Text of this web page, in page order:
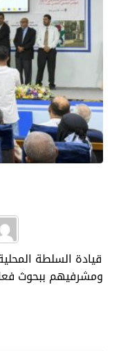
قيادة السلطة
ومشرفيهم ببحوث